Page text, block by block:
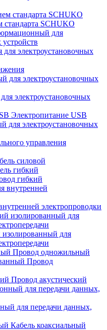
стандарта SCHUKO
для
для электроустановочных
электроустановочных
Электропитание USB
для электроустановочных
управления
силовой
гибкий
гибкий
электропроводки
для
Провод одножильный
Провод
Провод акустический
для передачи данных,
Кабель коаксиальный